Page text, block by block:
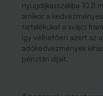
nyugdíjkasszákba 10,8
amikor a
tartalékukat a svájci
így vélhetően azért az
adókedvezmények
pénztári díjait.